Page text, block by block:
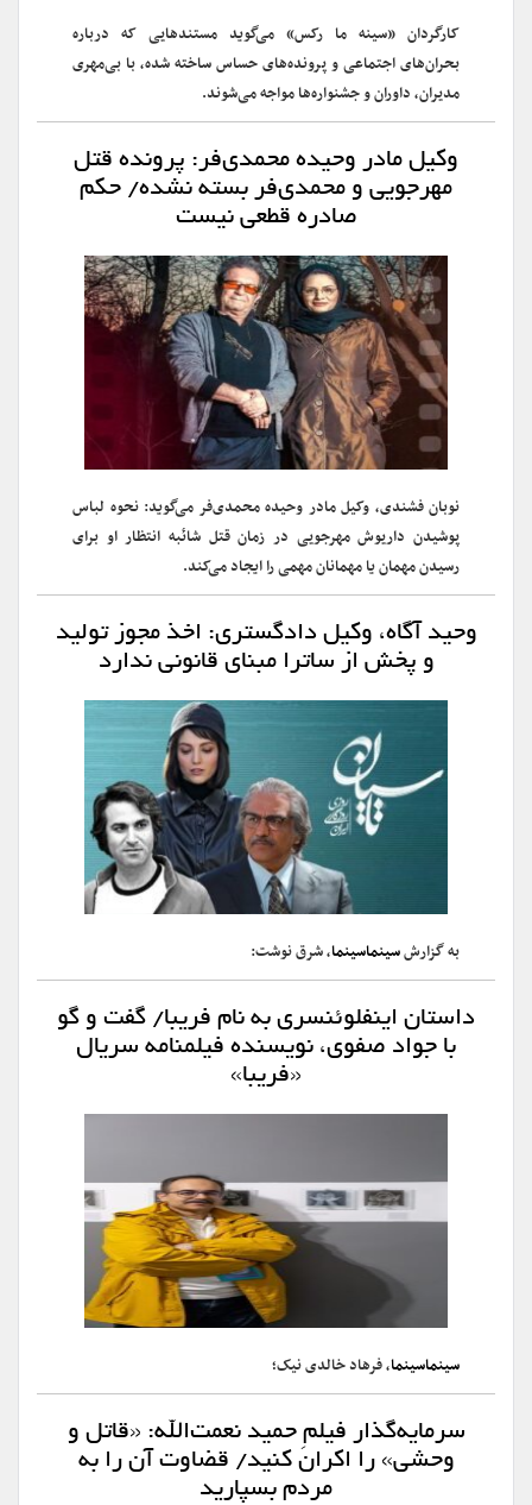
کارگردان «سینه ما رکس» می‌گوید مستندهایی که درباره
بحران‌های اجتماعی و پرونده‌های حساس ساخته شده، با بی‌مهری
مدیران، داوران و جشنواره‌ها مواجه می‌شوند.
وکیل مادر وحیده محمدی‌فر: پرونده قتل
مهرجویی و محمدی‌فر بسته نشده/ حکم
صادره قطعی نیست
نوبان فشندی، وکیل مادر وحیده محمدی‌فر می‌گوید: نحوه لباس
پوشیدن داریوش مهرجویی در زمان قتل شائبه انتظار او برای
رسیدن مهمان یا مهمانان مهمی را ایجاد می‌کند.
وحید آگاه، وکیل دادگستری: اخذ مجوز تولید
و‌ پخش از ساترا مبنای قانونی ندارد
به گزارشسینماسینما، شرق نوشت:
داستان اینفلوئنسری به نام فریبا/ گفت و گو
با جواد صفوی، نویسنده فیلمنامه سریال
«فریبا»
سینماسینما، فرهاد خالدی نیک؛
سرمایه‌گذار فیلمِ حمید نعمت‌الله: «قاتل و
وحشی» را اکران کنید/ قضاوت آن را به
مردم بسپارید